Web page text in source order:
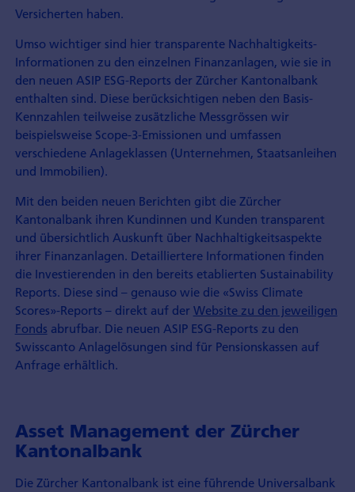
Versicherten haben.
Umso wichtiger sind hier transparente Nachhaltigkeits-
Informationen zu den einzelnen Finanzanlagen, wie sie in
den neuen ASIP ESG-Reports der Zürcher Kantonalbank
enthalten sind. Diese berücksichtigen neben den Basis-
Kennzahlen teilweise zusätzliche Messgrössen wir
beispielsweise Scope-3-Emissionen und umfassen
verschiedene Anlageklassen (Unternehmen, Staatsanleihen
und Immobilien).
Mit den beiden neuen Berichten gibt die Zürcher
Kantonalbank ihren Kundinnen und Kunden transparent
und übersichtlich Auskunft über Nachhaltigkeitsaspekte
ihrer Finanzanlagen. Detailliertere Informationen finden
die Investierenden in den bereits etablierten Sustainability
Reports. Diese sind – genauso wie die «Swiss Climate
Scores»-Reports – direkt auf der Website zu den jeweiligen
Fonds abrufbar. Die neuen ASIP ESG-Reports zu den
Swisscanto Anlagelösungen sind für Pensionskassen auf
Anfrage erhältlich.
Asset Management der Zürcher
Kantonalbank
Die Zürcher Kantonalbank ist eine führende Universalbank